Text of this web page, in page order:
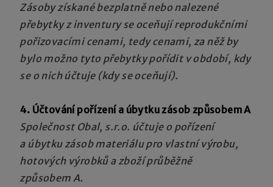
Zásoby získané bezplatně nebo nalezené
přebytky z inventury se oceňují reprodukčními
pořizovacími cenami, tedy cenami, za něž by
bylo možno tyto přebytky pořídit v období, kdy
se o nich účtuje (kdy se oceňují).
4. Účtování pořízení a úbytku zásob způsobem A
Společnost Obal, s.r.o. účtuje o pořízení
a úbytku zásobmateriálu pro vlastní výrobu,
hotových výrobků a zboží průběžně
způsobem A.